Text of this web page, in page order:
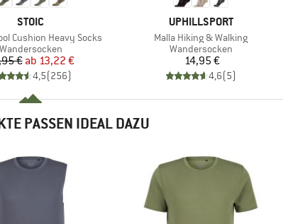
MARKE
STOIC
Cushion Heavy Socks
Produktgruppe
Wandersocken
Preis
€ reduzierter Preis
ab 13,22 €
4,5(256)
MARKE
UPHILLSPORT
Artikel
Malla Hiking & Walking
Produktgruppe
Wandersocken
Preis
14,95 €
4,6(5)
PASSEN IDEAL DAZU